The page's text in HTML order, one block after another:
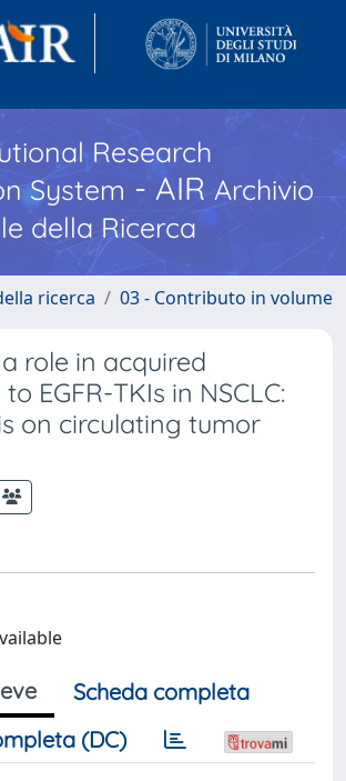
Research
System - AIR Archivio
della Ricerca
ricerca 03 - Contributo in volume
role in acquired
EGFR-TKIs in NSCLC:
on circulating tumor
Scheda completa
(DC)